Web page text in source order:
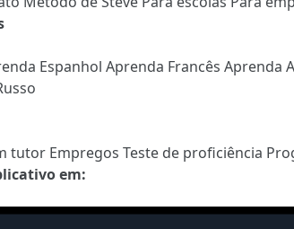
Espanhol Aprenda Francês Aprenda
tutor Empregos Teste de proficiência
em: